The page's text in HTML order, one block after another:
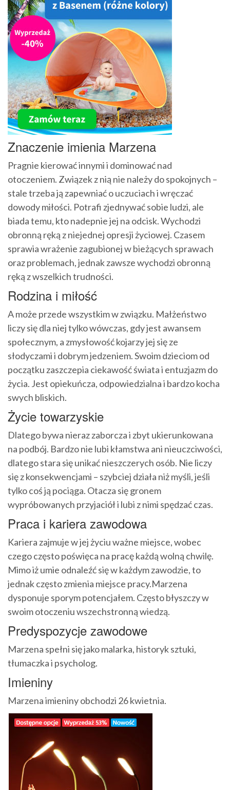
Znaczenie imienia Marzena
Pragnie kierować innymi i dominować nad
otoczeniem. Związek z nią nie należy do spokojnych –
stale trzeba ją zapewniać o uczuciach i wręczać
dowody miłości. Potrafi zjednywać sobie ludzi, ale
biada temu, kto nadepnie jej na odcisk. Wychodzi
obronną ręką z niejednej opresji życiowej. Czasem
sprawia wrażenie zagubionej w bieżących sprawach
oraz problemach, jednak zawsze wychodzi obronną
ręką z wszelkich trudności.
Rodzina i miłość
A może przede wszystkim w związku. Małżeństwo
liczy się dla niej tylko wówczas, gdy jest awansem
społecznym, a zmysłowość kojarzy jej się ze
słodyczami i dobrym jedzeniem. Swoim dzieciom od
początku zaszczepia ciekawość świata i entuzjazm do
życia. Jest opiekuńcza, odpowiedzialna i bardzo kocha
swych bliskich.
Życie towarzyskie
Dlatego bywa nieraz zaborcza i zbyt ukierunkowana
na podbój. Bardzo nie lubi kłamstwa ani nieuczciwości,
dlatego stara się unikać nieszczerych osób. Nie liczy
się z konsekwencjami – szybciej działa niż myśli, jeśli
tylko coś ją pociąga. Otacza się gronem
wypróbowanych przyjaciół i lubi z nimi spędzać czas.
Praca i kariera zawodowa
Kariera zajmuje w jej życiu ważne miejsce, wobec
czego często poświęca na pracę każdą wolną chwilę.
Mimo iż umie odnaleźć się w każdym zawodzie, to
jednak często zmienia miejsce pracy.Marzena
dysponuje sporym potencjałem. Często błyszczy w
swoim otoczeniu wszechstronną wiedzą.
Predyspozycje zawodowe
Marzena spełni się jako malarka, historyk sztuki,
tłumaczka i psycholog.
Imieniny
Marzena imieniny obchodzi 26 kwietnia.